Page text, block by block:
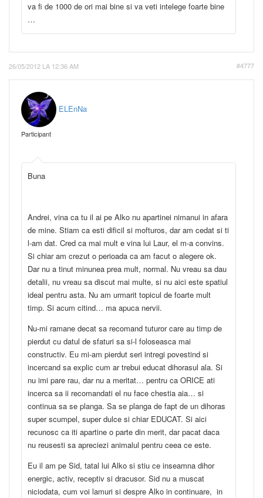
va fi de 1000 de ori mai bine si va veti intelege foarte bine
…
26/05/2012 LA 12:36 AM #4777
ELEnNa
Participant
Buna
Andrei, vina ca tu il ai pe Alko nu apartinei nimanui in afara
de mine. Stiam ca esti dificil si mofturos, dar am cedat si ti
l-am dat. Cred ca mai mult e vina lui Laur, el m-a convins.
Si chiar am crezut o perioada ca am facut o alegere ok.
Dar nu a tinut minunea prea mult, normal. Nu vreau sa dau
detalii, nu vreau sa discut mai multe, si nu aici este spatiul
ideal pentru asta. Nu am urmarit topicul de foarte mult
timp. Si acum citind… ma apuca nervii.
Nu-mi ramane decat sa recomand tuturor care au timp de
pierdut cu datul de sfaturi sa si-l foloseasca mai
constructiv. Eu mi-am pierdut seri intregi povestind si
incercand sa explic cum ar trebui educat dihorasul ala. Si
nu imi pare rau, dar nu a meritat… pentru ca ORICE ati
incerca sa ii recomandati el nu face chestia aia… si
continua sa se planga. Sa se planga de fapt de un dihoras
super scumpel, super dulce si chiar EDUCAT. Si aici
recunosc ca iti apartine o parte din merit, dar pacat daca
nu reusesti sa apreciezi animalul pentru ceea ce este.
Eu il am pe Sid, tatal lui Alko si stiu ce inseamna dihor
energic, activ, receptiv si dracusor. Sid nu a muscat
niciodata, cum voi lamuri si despre Alko in continuare, in